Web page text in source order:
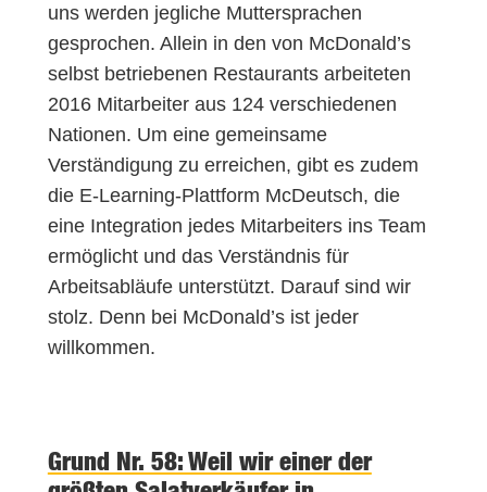
uns werden jegliche Muttersprachen
gesprochen. Allein in den von McDonald’s
selbst betriebenen Restaurants arbeiteten
2016 Mitarbeiter aus 124 verschiedenen
Nationen. Um eine gemeinsame
Verständigung zu erreichen, gibt es zudem
die E-Learning-Plattform McDeutsch, die
eine Integration jedes Mitarbeiters ins Team
ermöglicht und das Verständnis für
Arbeitsabläufe unterstützt. Darauf sind wir
stolz. Denn bei McDonald’s ist jeder
willkommen.
Grund Nr. 58: Weil wir einer der